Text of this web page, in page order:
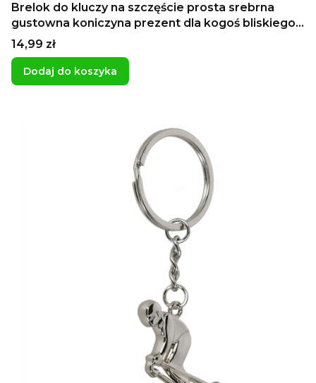
Brelok do kluczy na szczęście prosta srebrna
gustowna koniczyna prezent dla kogoś bliskiego
własna dedykcja
Cena
14,99 zł
Dodaj do koszyka